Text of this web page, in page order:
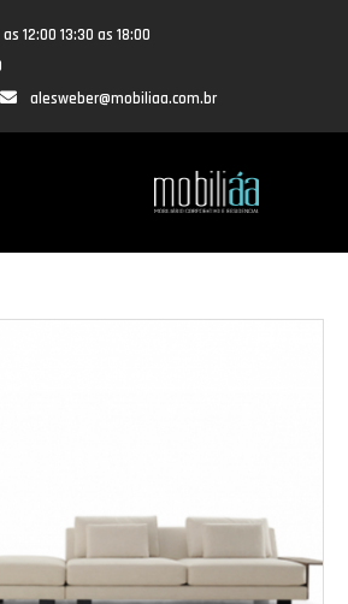
12:00 13:30 as 18:00
alesweber@mobiliaa.com.br